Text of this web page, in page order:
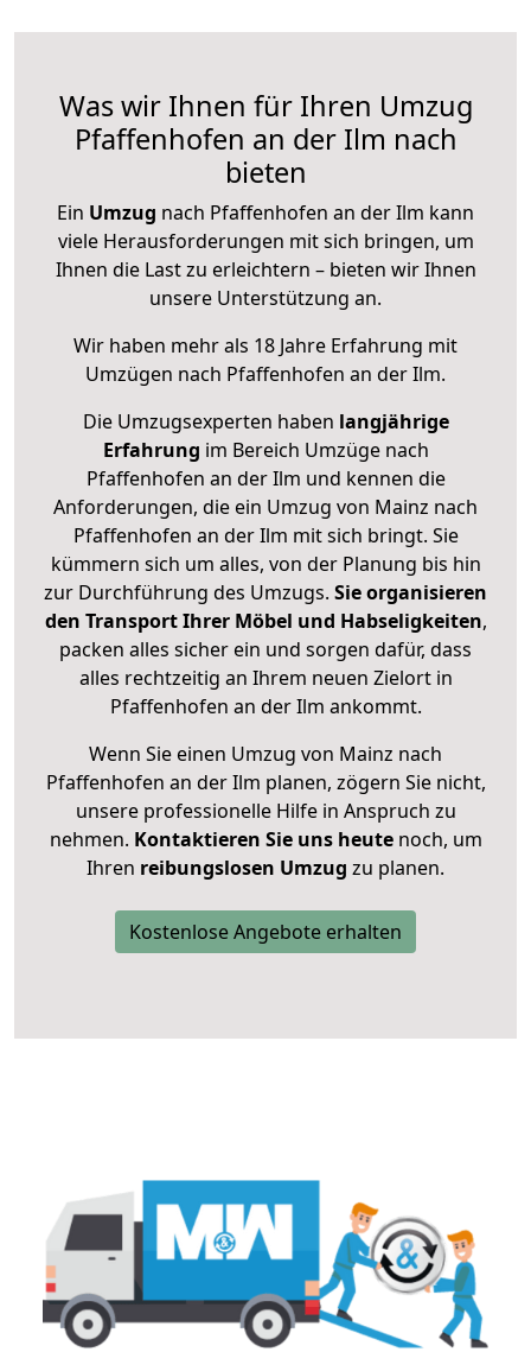
Was wir Ihnen für Ihren Umzug
Pfaffenhofen an der Ilm nach
bieten
Ein Umzug nach Pfaffenhofen an der Ilm kann
viele Herausforderungen mit sich bringen, um
Ihnen die Last zu erleichtern – bieten wir Ihnen
unsere Unterstützung an.
Wir haben mehr als 18 Jahre Erfahrung mit
Umzügen nach Pfaffenhofen an der Ilm.
Die Umzugsexperten haben langjährige
Erfahrung im Bereich Umzüge nach
Pfaffenhofen an der Ilm und kennen die
Anforderungen, die ein Umzug von Mainz nach
Pfaffenhofen an der Ilm mit sich bringt. Sie
kümmern sich um alles, von der Planung bis hin
zur Durchführung des Umzugs. Sie organisieren
den Transport Ihrer Möbel und Habseligkeiten,
packen alles sicher ein und sorgen dafür, dass
alles rechtzeitig an Ihrem neuen Zielort in
Pfaffenhofen an der Ilm ankommt.
Wenn Sie einen Umzug von Mainz nach
Pfaffenhofen an der Ilm planen, zögern Sie nicht,
unsere professionelle Hilfe in Anspruch zu
nehmen. Kontaktieren Sie uns heutenoch, um
Ihren reibungslosen Umzug zu planen.
Kostenlose Angebote erhalten